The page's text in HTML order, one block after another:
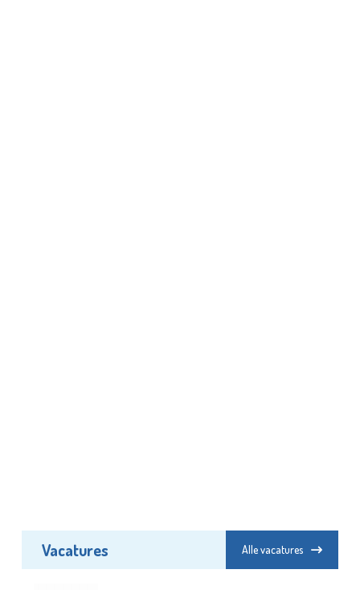
Vacatures Alle vacatures